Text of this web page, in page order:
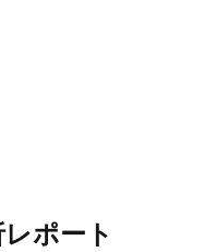
ポート